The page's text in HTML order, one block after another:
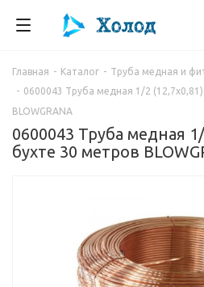
Главная - Каталог - Труба медная и
- 0600043 Труба медная 1/2
BLOWGRANA
0600043 Труба медная
бухте 30 метров